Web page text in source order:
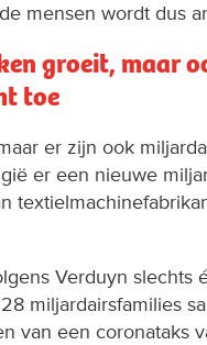
mensen wordt dus
groeit, maar
toe
er zijn ook
er een nieuwe
Verduyn slechts
miljardairsfamilies
van een coronataks